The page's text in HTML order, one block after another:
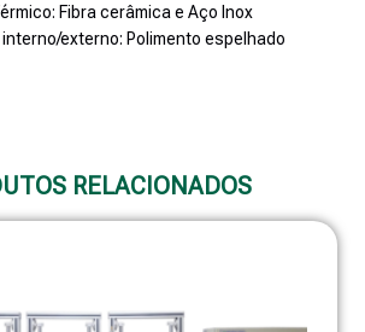
Fibra cerâmica e Aço Inox
externo: Polimento espelhado
RELACIONADOS